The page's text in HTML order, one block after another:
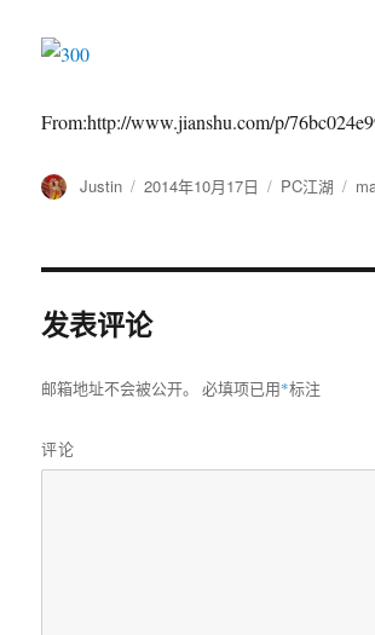
From:http://www.jianshu.com/p/
作
Justin
发
2014年10月17日
分
PC江湖
标
发表评论
邮箱地址不会被公开。 必填项已用*标注
评论